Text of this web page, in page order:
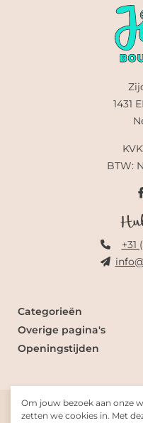
Om jouw bezoek aan onze
zetten we cookies in. Met
1431
BTW:
+31
Categorieën
Overige pagina's
Openingstijden
©